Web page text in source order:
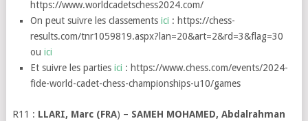
https://www.worldcadetschess2024.com/
On peut suivre les classementsici : https://chess-
results.com/tnr1059819.aspx?lan=20&art=2&rd=3&flag=30
ouici
Et suivre les partiesici : https://www.chess.com/events/2024-
fide-world-cadet-chess-championships-u10/games
R11 : LLARI, Marc (FRA) – SAMEH MOHAMED, Abdalrahman